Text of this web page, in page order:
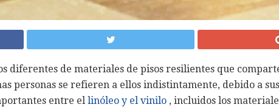
diferentes de materiales de pisos resilientes que
personas se refieren a ellos indistintamente, debido a
entre el linóleo y el vinilo , incluidos los